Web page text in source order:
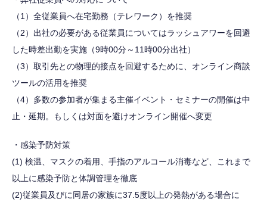
（1）全従業員へ在宅勤務（テレワーク）を推奨
（2）出社の必要がある従業員についてはラッシュアワーを回避
した時差出勤を実施（9時00分～11時00分出社）
（3）取引先との物理的接点を回避するために、オンライン商談
ツールの活用を推奨
（4）多数の参加者が集まる主催イベント・セミナーの開催は中
止・延期。もしくは対面を避けオンライン開催へ変更
・感染予防対策
(1) 検温、マスクの着用、手指のアルコール消毒など、これまで
以上に感染予防と体調管理を徹底
(2)従業員及びに同居の家族に37.5度以上の発熱がある場合に